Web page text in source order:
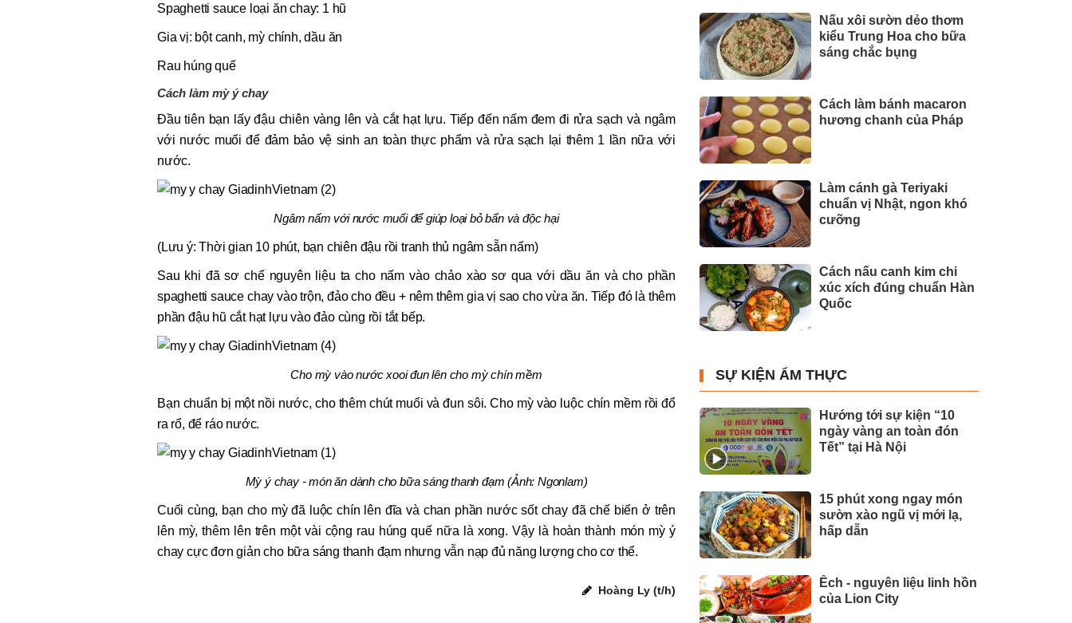
Spaghetti sauce loại ăn chay: 1 hũ
Gia vị: bột canh, mỳ chính, dầu ăn
Rau húng quế
Cách làm mỳ ý chay
Đầu tiên bạn lấy đậu chiên vàng lên và cắt hạt lựu. Tiếp đến nấm đem đi rửa sạch và ngâm
với nước muối để đảm bảo vệ sinh an toàn thực phẩm và rửa sạch lại thêm 1 lần nữa với
nước.
Ngâm nấm với nước muối để giúp loại bỏ bẩn và độc hại
(Lưu ý: Thời gian 10 phút, bạn chiên đậu rồi tranh thủ ngâm sẵn nấm)
Sau khi đã sơ chế nguyên liệu ta cho nấm vào chảo xào sơ qua với dầu ăn và cho phần
spaghetti sauce chay vào trộn, đảo cho đều + nêm thêm gia vị sao cho vừa ăn. Tiếp đó là thêm
phần đậu hũ cắt hạt lựu vào đảo cùng rồi tắt bếp.
Cho mỳ vào nước xooi đun lên cho mỳ chín mềm
Bạn chuẩn bị một nồi nước, cho thêm chút muối và đun sôi. Cho mỳ vào luộc chín mềm rồi đổ
ra rổ, để ráo nước.
Mỳ ý chay - món ăn dành cho bữa sáng thanh đạm (Ảnh: Ngonlam)
Cuối cùng, bạn cho mỳ đã luộc chín lên đĩa và chan phần nước sốt chay đã chế biến ở trên
lên mỳ, thêm lên trên một vài cộng rau húng quế nữa là xong. Vậy là hoàn thành món mỳ ý
chay cực đơn giản cho bữa sáng thanh đạm nhưng vẫn nạp đủ năng lượng cho cơ thể.
Hoàng Ly (t/h)
Nấu xôi sườn dẻo thơm
kiểu Trung Hoa cho bữa
sáng chắc bụng
Cách làm bánh macaron
hương chanh của Pháp
Làm cánh gà Teriyaki
chuẩn vị Nhật, ngon khó
cưỡng
Cách nấu canh kim chi
xúc xích đúng chuẩn Hàn
Quốc
SỰ KIỆN ẨM THỰC
Hướng tới sự kiện “10
ngày vàng an toàn đón
Tết” tại Hà Nội
15 phút xong ngay món
sườn xào ngũ vị mới lạ,
hấp dẫn
Ếch - nguyên liệu linh hồn
của Lion City